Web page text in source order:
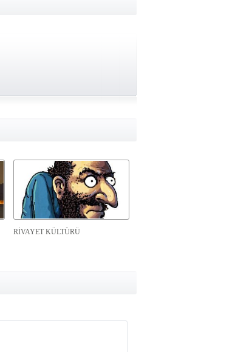
RİVAYET KÜLTÜRÜ